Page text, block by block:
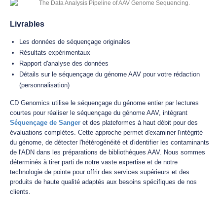
Livrables
Les données de séquençage originales
Résultats expérimentaux
Rapport d'analyse des données
Détails sur le séquençage du génome AAV pour votre rédaction
(personnalisation)
CD Genomics utilise le séquençage du génome entier par lectures
courtes pour réaliser le séquençage du génome AAV, intégrant
Séquençage de Sanger et des plateformes à haut débit pour des
évaluations complètes. Cette approche permet d'examiner l'intégrité
du génome, de détecter l'hétérogénéité et d'identifier les contaminants
de l'ADN dans les préparations de bibliothèques AAV. Nous sommes
déterminés à tirer parti de notre vaste expertise et de notre
technologie de pointe pour offrir des services supérieurs et des
produits de haute qualité adaptés aux besoins spécifiques de nos
clients.